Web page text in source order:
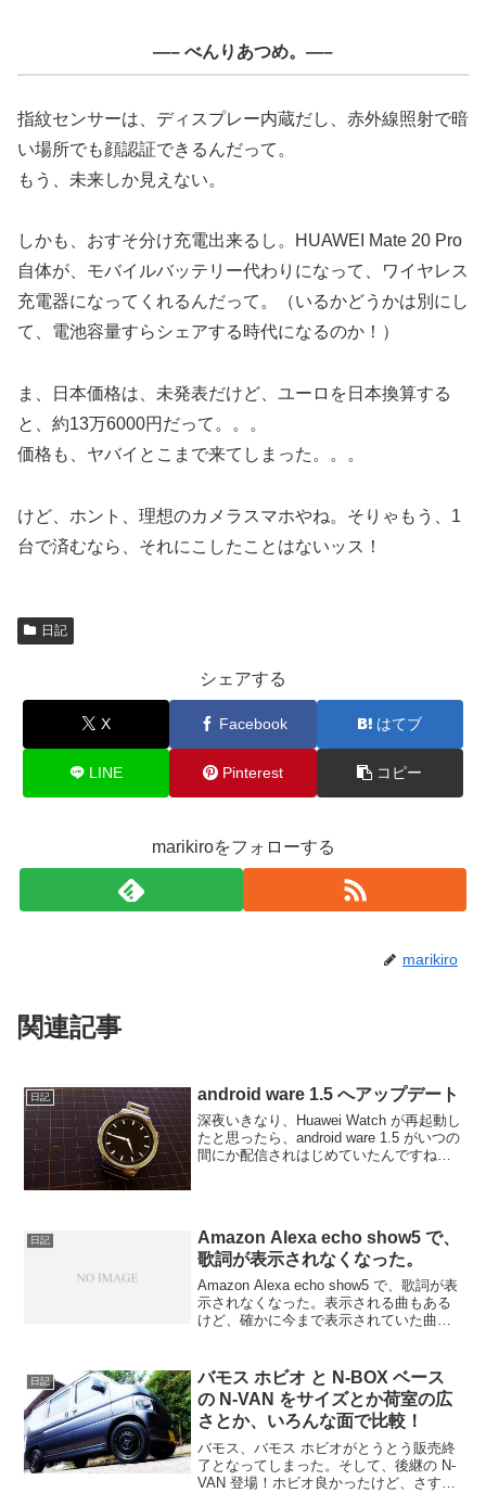
—– べんりあつめ。—–
指紋センサーは、ディスプレー内蔵だし、赤外線照射で暗
い場所でも顔認証できるんだって。
もう、未来しか見えない。
しかも、おすそ分け充電出来るし。HUAWEI Mate 20 Pro
自体が、モバイルバッテリー代わりになって、ワイヤレス
充電器になってくれるんだって。（いるかどうかは別にし
て、電池容量すらシェアする時代になるのか！）
ま、日本価格は、未発表だけど、ユーロを日本換算する
と、約13万6000円だって。。。
価格も、ヤバイとこまで来てしまった。。。
けど、ホント、理想のカメラスマホやね。そりゃもう、1
台で済むなら、それにこしたことはないッス！
日記
シェアする
X Facebook はてブ
LINE Pinterest コピー
marikiroをフォローする
marikiro
関連記事
日記 android ware 1.5 へアップデート
深夜いきなり、Huawei Watch が再起動し
たと思ったら、android ware 1.5 がいつの
間にか配信されはじめていたんですね。
日記
Amazon Alexa echo show5 で、
歌詞が表示されなくなった。
Amazon Alexa echo show5 で、歌詞が表
示されなくなった。表示される曲もある
けど、確かに今まで表示されていた曲の
と、「画面に歌詞を表示できるのは歌詞
対応...
日記
バモス ホビオ と N-BOX ベース
の N-VAN をサイズとか荷室の広
さとか、いろんな面で比較！
バモス、バモス ホビオがとうとう販売終
了となってしまった。そして、後継の N-
VAN 登場！ホビオ良かったけど、さすが